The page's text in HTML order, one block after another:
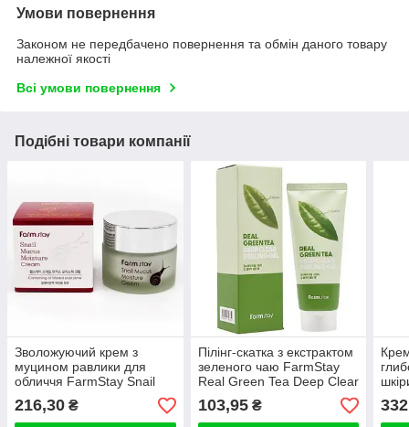
Умови повернення
Законом не передбачено повернення та обмін даного товару
належної якості
Всі умови повернення
Подібні товари компанії
Зволожуючий крем з
муцином равлики для
обличчя FarmStay Snail
Mucus Moisture Cream 50
ml
216,30 ₴
Пілінг-скатка з екстрактом
зеленого чаю FarmStay
Real Green Tea Deep Clear
Peeling Gel 100ml
103,95₴